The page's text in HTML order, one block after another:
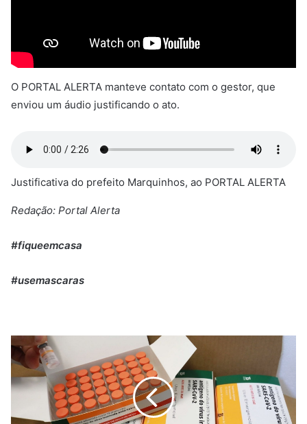
O PORTAL ALERTA manteve contato com o gestor, que
enviou um áudio justificando o ato.
Justificativa do prefeito Marquinhos, ao PORTAL ALERTA
Redação: Portal Alerta
#fiqueemcasa
#usemascaras